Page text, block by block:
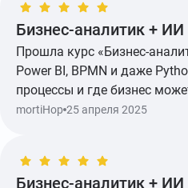
Показать ещё
Бизнес-аналитик + ИИ
Прошла курс «Бизнес-
Power BI, BPMN и даже
процессы и где бизнес
mortiHop 25 апреля 2025
Бизнес-аналитик + ИИ